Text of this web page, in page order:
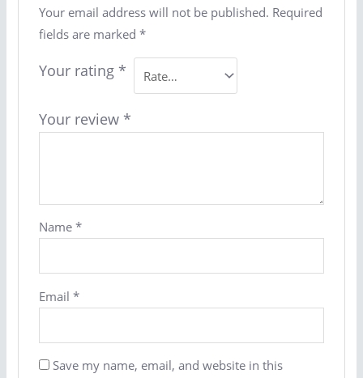
Your email address will not be published. Required
fields are marked *
Your rating *
Your review *
Name *
Email *
Save my name, email, and website in this